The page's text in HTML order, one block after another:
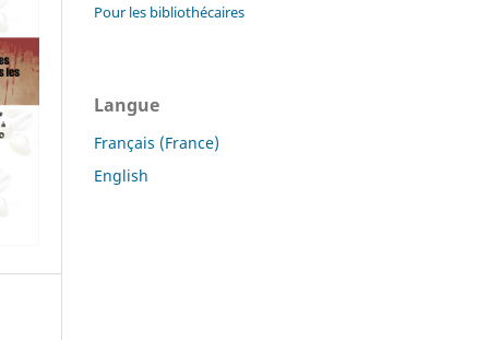
Pour les bibliothécaires
Langue
Français (France)
English